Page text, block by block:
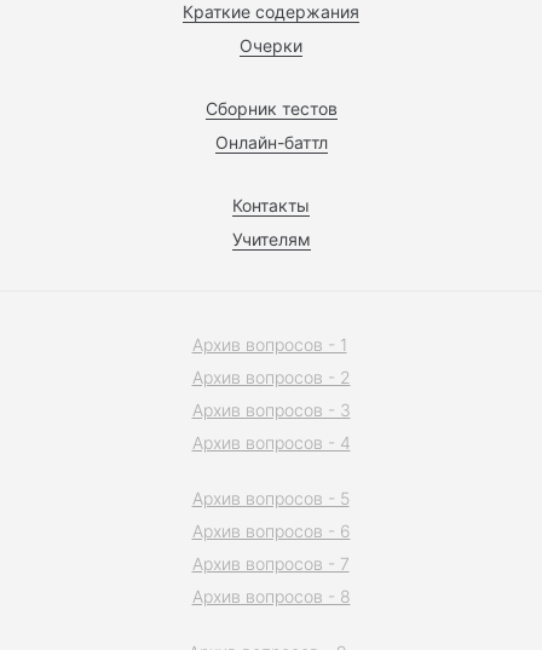
Краткие содержания
Очерки
Сборник тестов
Онлайн-баттл
Контакты
Учителям
Архив вопросов - 1
Архив вопросов - 2
Архив вопросов - 3
Архив вопросов - 4
Архив вопросов - 5
Архив вопросов - 6
Архив вопросов - 7
Архив вопросов - 8